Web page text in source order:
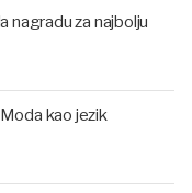
nagradu za najbolju
kao jezik